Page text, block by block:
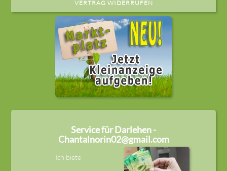
VERTRAG WIDERRUFEN
Service für Darlehen -
Chantalnorin02@gmail.com
Ich biete